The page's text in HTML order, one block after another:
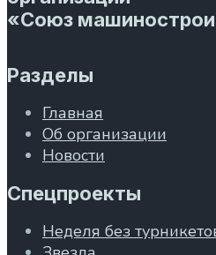
«Союз
Разделы
Главная
Об организации
Новости
Спецпроекты
Неделя без